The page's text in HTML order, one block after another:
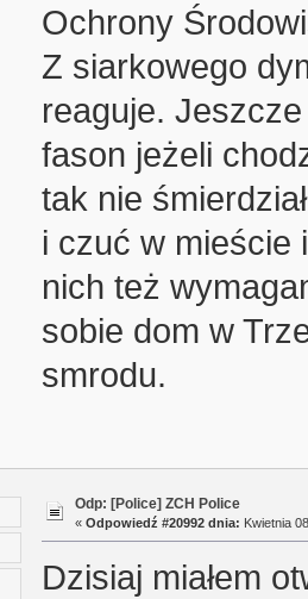
Ochrony
Z siarkowego
reaguje.
fason jeżeli
tak nie
i czuć w mieście
nich też
sobie dom w
smrodu.
Odp: [Police] ZCH Police
« Odpowiedź #20992 dnia: Kwietnia
Dzisiaj miałem